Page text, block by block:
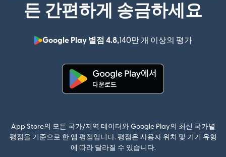
든 간편하게 송금하세요
Google Play 별점 4.8,140만 개 이상의 평가
App Store의 모든 국가/지역 데이터와 Google Play의 최신 국가별
평점을 기준으로 한 앱 평점입니다. 평점은 사용자 위치 및 기기 유형
에 따라 달라질 수 있습니다.